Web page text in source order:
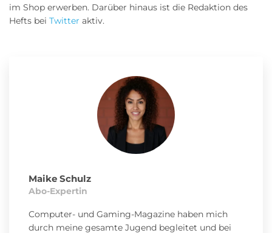
Maike Schulz
Abo-Expertin
Computer- und Gaming-Magazine haben mich
durch meine gesamte Jugend begleitet und bei
im Shop erwerben. Darüber hinaus ist die Redaktion des
Hefts bei Twitter aktiv.